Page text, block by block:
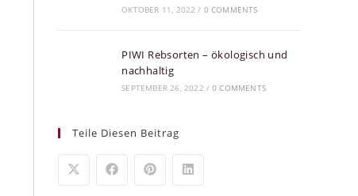
OKTOBER 11, 2022 / 0 COMMENTS
PIWI Rebsorten – ökologisch und
nachhaltig
SEPTEMBER 26, 2022 / 0 COMMENTS
Teile Diesen Beitrag